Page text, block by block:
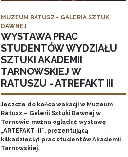
MUZEUM RATUSZ - GALERIA SZTUKI
DAWNEJ
WYSTAWA PRAC
STUDENTÓW WYDZIAŁU
SZTUKI AKADEMII
TARNOWSKIEJ W
RATUSZU - ATREFAKT III
Jeszcze do końca wakacji w Muzeum
Ratusz – Galerii Sztuki Dawnej w
Tarnowie można oglądać wystawę
„ARTEFAKT III”, prezentującą
kilkadziesiąt prac studentów Akademii
Tarnowskiej.